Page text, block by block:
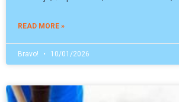
READ MORE »
Bravo! 10/01/2026